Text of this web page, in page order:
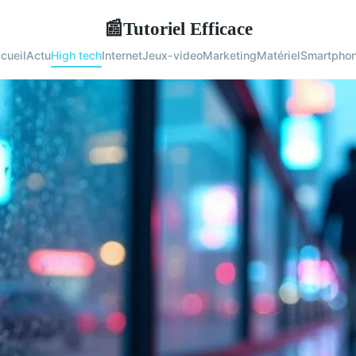
📰Tutoriel Efficace
ActuHigh techInternetJeux-videoMarketingMatériel